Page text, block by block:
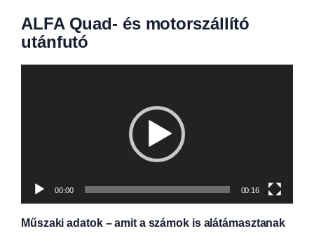
ALFA Quad- és motorszállító
utánfutó
00:00 00:16
Műszaki adatok – amit a számok is alátámasztanak